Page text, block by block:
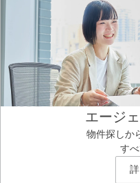
エージ
物件探しか
す